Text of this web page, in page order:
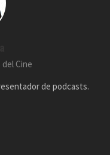
del Cine
de podcasts.